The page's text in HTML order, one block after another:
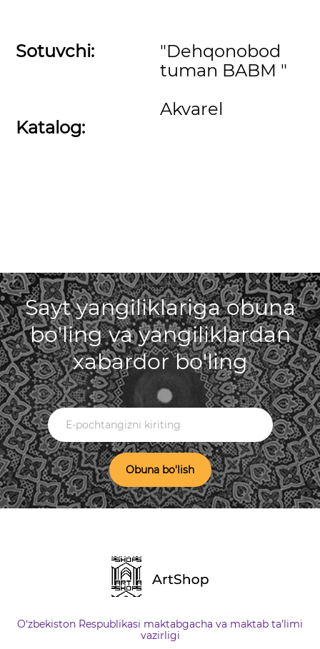
Sotuvchi:
Katalog:
"Dehqonobod
tuman BABM "
Akvarel
Sayt yangiliklariga obuna
bo'ling va yangiliklardan
xabardor bo'ling
Obuna bo'lish
O‘zbekiston Respublikasi maktabgacha va maktab ta'limi
vazirligi